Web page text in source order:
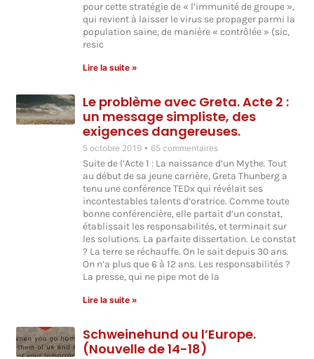
pour cette stratégie de « l’immunité de groupe »,
qui revient à laisser le virus se propager parmi la
population saine, de manière « contrôlée » (sic,
resic
Lire la suite »
Le problème avec Greta. Acte 2 :
un message simpliste, des
exigences dangereuses.
5 octobre 2019 65 commentaires
Suite de l’Acte 1 : La naissance d’un Mythe. Tout
au début de sa jeune carrière, Greta Thunberg a
tenu une conférence TEDx qui révélait ses
incontestables talents d’oratrice. Comme toute
bonne conférencière, elle partait d’un constat,
établissait les responsabilités, et terminait sur
les solutions. La parfaite dissertation. Le constat
? La terre se réchauffe. On le sait depuis 30 ans.
On n’a plus que 6 à 12 ans. Les responsabilités ?
La presse, qui ne pipe mot de la
Lire la suite »
Schweinehund ou l’Europe.
(Nouvelle de 14-18)